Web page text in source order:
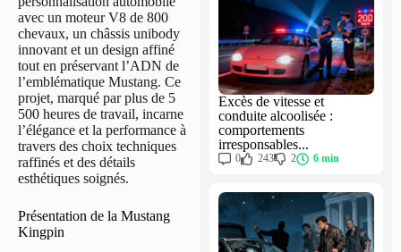
avec un moteur V8 de 800
chevaux, un châssis unibody
innovant et un design affiné
tout en préservant l’ADN de
l’emblématique Mustang. Ce
projet, marqué par plus de 5
500 heures de travail, incarne
l’élégance et la performance à
travers des choix techniques
raffinés et des détails
esthétiques soignés.
Présentation de la Mustang
Kingpin
Excès de vitesse et
conduite alcoolisée :
comportements
irresponsables...
0 243 2 6 min